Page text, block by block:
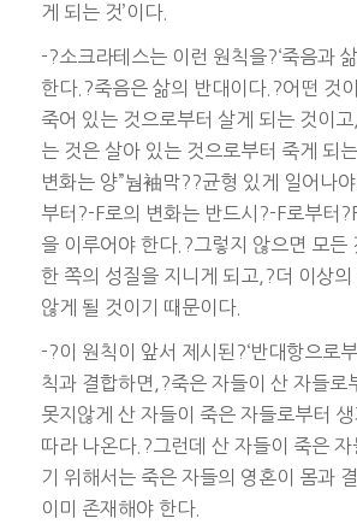
게 되는 것’이다.
-?소크라테스는 이런 원칙을?‘죽음과
한다.?죽음은 삶의 반대이다.?어떤 것
죽어 있는 것으로부터 살게 되는 것이
는 것은 살아 있는 것으로부터 죽게 되
변화는 양”눰袖막??균형 있게 일어나
부터?-F로의 변화는 반드시?-F로부터
을 이루어야 한다.?그렇지 않으면 모든
한 쪽의 성질을 지니게 되고,?더 이상의
않게 될 것이기 때문이다.
-?이 원칙이 앞서 제시된?‘반대항으로
칙과 결합하면,?죽은 자들이 산 자들로
못지않게 산 자들이 죽은 자들로부터 생
따라 나온다.?그런데 산 자들이 죽은
기 위해서는 죽은 자들의 영혼이 몸과
이미 존재해야 한다.